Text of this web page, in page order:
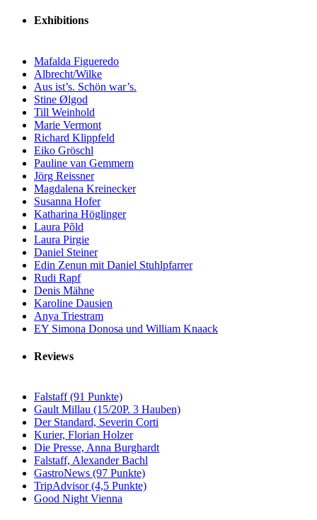
Exhibitions
Mafalda Figueredo
Albrecht/Wilke
Aus ist’s. Schön war’s.
Stine Ølgod
Till Weinhold
Marie Vermont
Richard Klippfeld
Eiko Gröschl
Pauline van Gemmern
Jörg Reissner
Magdalena Kreinecker
Susanna Hofer
Katharina Höglinger
Laura Põld
Laura Pirgie
Daniel Steiner
Edin Zenun mit Daniel Stuhlpfarrer
Rudi Rapf
Denis Mähne
Karoline Dausien
Anya Triestram
EY Simona Donosa und William Knaack
Reviews
Falstaff (91 Punkte)
Gault Millau (15/20P. 3 Hauben)
Der Standard, Severin Corti
Kurier, Florian Holzer
Die Presse, Anna Burghardt
Falstaff, Alexander Bachl
GastroNews (97 Punkte)
TripAdvisor (4,5 Punkte)
Good Night Vienna